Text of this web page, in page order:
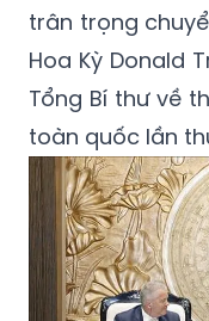
trân trọng
Hoa Kỳ Donald
Tổng Bí thư về
toàn quốc lần